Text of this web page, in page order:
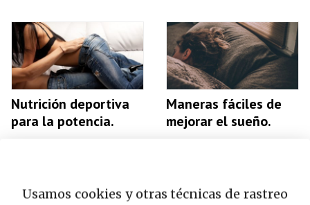
Nutrición deportiva
para la potencia.
Maneras fáciles de
mejorar el sueño.
Usamos cookies y otras técnicas de rastreo